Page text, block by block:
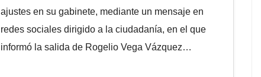
ajustes en su gabinete, mediante un mensaje en
redes sociales dirigido a la ciudadanía, en el que
informó la salida de Rogelio Vega Vázquez…